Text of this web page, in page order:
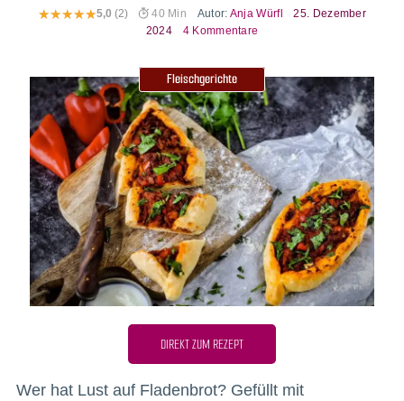
5,0 (2) 40 Min Autor: Anja Würfl
25. Dezember
2024
4 Kommentare
Fleischgerichte
DIREKT ZUM REZEPT
Wer hat Lust auf Fladenbrot? Gefüllt mit